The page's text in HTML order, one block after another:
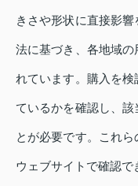
きさや形状に直接影
法に基づき、各地域
れています。購入を
ているかを確認し、
とが必要です。これ
ウェブサイトで確認で